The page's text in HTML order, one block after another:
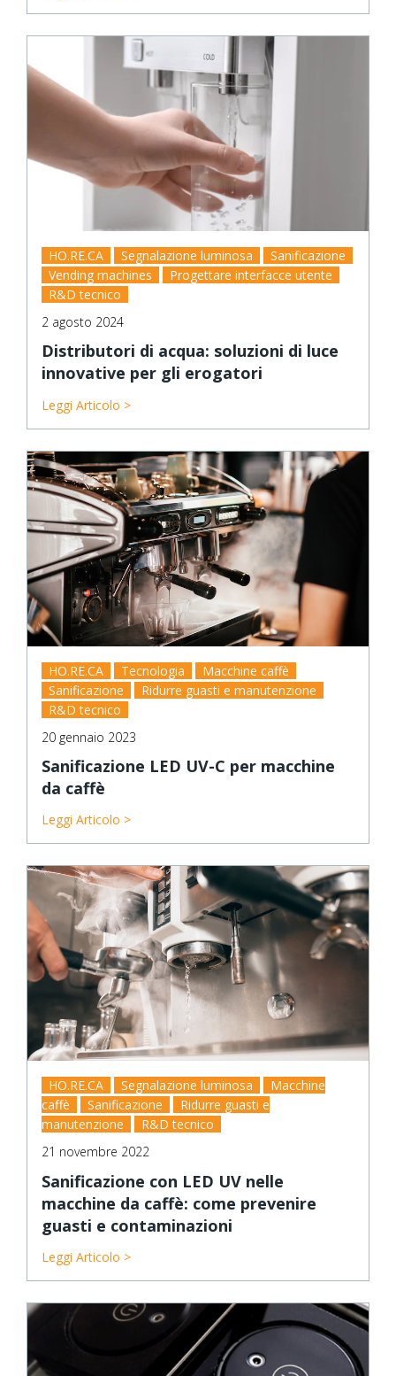
HO.RE.CA Segnalazione luminosa
Sanificazione
Vending machines
Progettare interfacce utente
R&D tecnico
2 agosto 2024
Distributori di acqua: soluzioni di luce
innovative per gli erogatori
Leggi Articolo >
HO.RE.CA Tecnologia
Macchine caffè
Sanificazione
Ridurre guasti e manutenzione
R&D tecnico
20 gennaio 2023
Sanificazione LED UV-C per macchine
da caffè
Leggi Articolo >
HO.RE.CA Segnalazione luminosa
Macchine
caffè
Sanificazione
Ridurre guasti e
manutenzione
R&D tecnico
21 novembre 2022
Sanificazione con LED UV nelle
macchine da caffè: come prevenire
guasti e contaminazioni
Leggi Articolo >